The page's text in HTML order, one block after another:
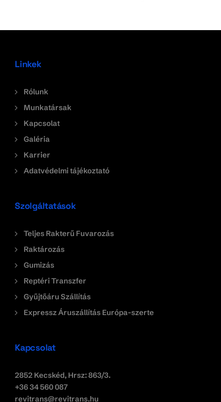
Linkek
Rólunk
Munkatársak
Kapcsolat
Galéria
Karrier
Adatvédelmi tájékoztató
Szolgáltatások
Teljes Rakterű Fuvarozás
Raktározás
Gumizás
Reptéri Transzfer
Gyűjtőáru Szállítás
Expressz Áruszállítás Európa-szerte
Kapcsolat
2852 Kecskéd, Hrsz: 863/3.
+36 34 560 087
revitrans@revitrans.hu